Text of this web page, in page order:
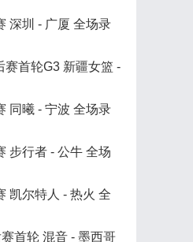
深圳 - 广厦 全场录
首轮G3 新疆女篮 -
同曦 - 宁波 全场录
步行者 - 公牛 全场
凯尔特人 - 热火 全
首轮 混音 - 墨西哥